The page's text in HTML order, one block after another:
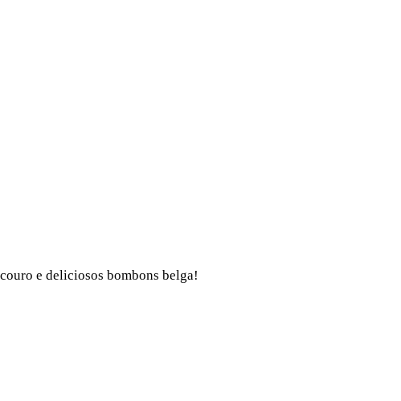
e deliciosos bombons belga!